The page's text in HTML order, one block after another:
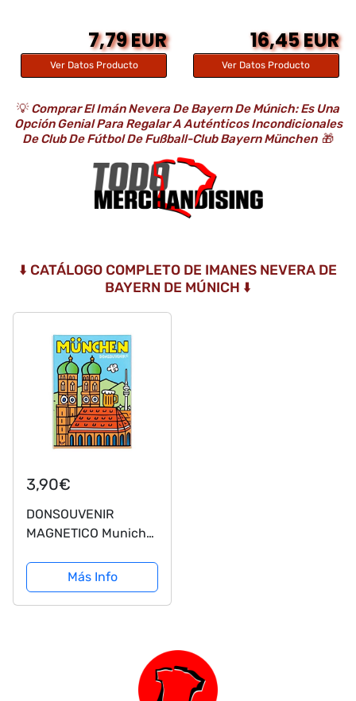
7,79 EUR
Ver Datos Producto
16,45 EUR
Ver Datos Producto
💡 Comprar El Imán Nevera De Bayern De Múnich: Es Una
Opción Genial Para Regalar A Auténticos Incondicionales
De Club De Fútbol De Fußball-Club Bayern München 🎁
⬇️ CATÁLOGO COMPLETO DE IMANES NEVERA DE
BAYERN DE MÚNICH ⬇️
3,90€
DONSOUVENIR
MAGNETICO Munich
BayernMás Info